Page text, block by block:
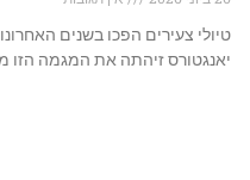
טיולי צעירים הפכו בשנים
יאנגטורס זיהתה את המגמה